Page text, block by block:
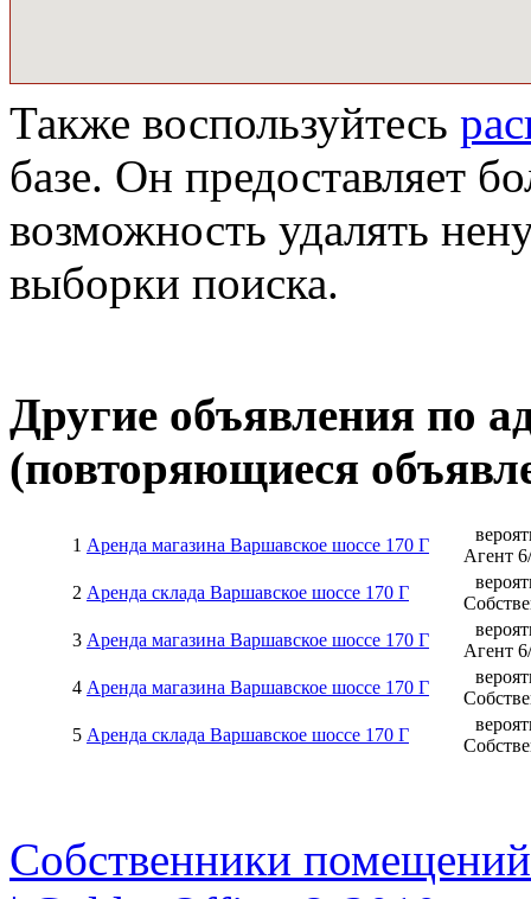
Также воспользуйтесь
базе. Он предоставляет
возможность удалять
выборки поиска.
Другие объявления по
(повторяющиеся
1 Аренда магазина Варшавское шоссе 170 Г
Агент 6/
2 Аренда склада Варшавское шоссе 170 Г
3 Аренда магазина Варшавское шоссе 170 Г
Агент 6/
4 Аренда магазина Варшавское шоссе 170 Г
5 Аренда склада Варшавское шоссе 170 Г
Собственники